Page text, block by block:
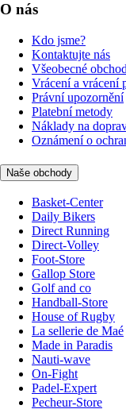
O nás
Kdo jsme?
Kontaktujte nás
Všeobecné
Vrácení a vrácení
Právní upozornění
Platební metody
Náklady na
Oznámení o
Naše obchody
Basket-Center
Daily Bikers
Direct Running
Direct-Volley
Foot-Store
Gallop Store
Golf and co
Handball-Store
House of Rugby
La sellerie de Maé
Made in Paradis
Nauti-wave
On-Fight
Padel-Expert
Pecheur-Store